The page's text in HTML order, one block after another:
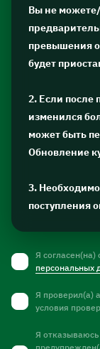
Вы не можете/
превышения
будет
2. Если после
изменился
может быть
Обновление
3.
поступления
Я согласен(на)
персональных
Я проверил(а)
условия
Я отказываюсь